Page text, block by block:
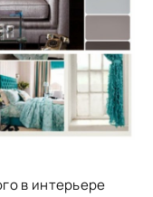
в интерьере